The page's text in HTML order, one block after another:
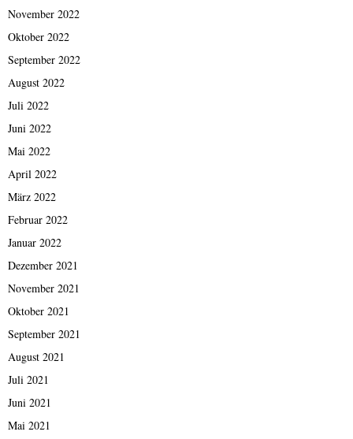
November 2022
Oktober 2022
September 2022
August 2022
Juli 2022
Juni 2022
Mai 2022
April 2022
März 2022
Februar 2022
Januar 2022
Dezember 2021
November 2021
Oktober 2021
September 2021
August 2021
Juli 2021
Juni 2021
Mai 2021